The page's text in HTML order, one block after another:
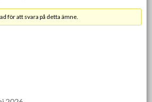
för att svara på detta ämne.